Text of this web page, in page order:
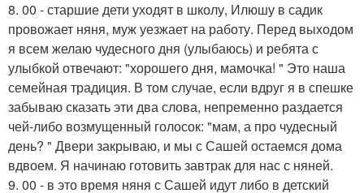
8. 00 - старшие дети уходят в школу, Илюшу в садик
провожает няня, муж уезжает на работу. Перед выходом
я всем желаю чудесного дня (улыбаюсь) и ребята с
улыбкой отвечают: "хорошего дня, мамочка! " Это наша
семейная традиция. В том случае, если вдруг я в спешке
забываю сказать эти два слова, непременно раздается
чей-либо возмущенный голосок: "мам, а про чудесный
день? " Двери закрываю, и мы с Сашей остаемся дома
вдвоем. Я начинаю готовить завтрак для нас с няней.
9. 00 - в это время няня с Сашей идут либо в детский